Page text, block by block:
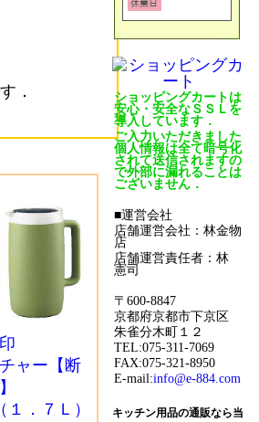
．
ャー【断
．７Ｌ）
ショッピングカートは
安心・安全なＳＳＬを
導入しています．
ご入力いただきました
個人情報は全て暗号化
されて送信されますの
で外部に漏れることは
ございません．
■運営会社
店舗運営会社：林金物
店
店舗運営責任者：林
憲司
〒600-8847
京都府京都市下京区
朱雀分木町１２
TEL:075-311-7069
FAX:075-321-8950
E-mail:info@e-884.com
キッチン用品の通販なら当